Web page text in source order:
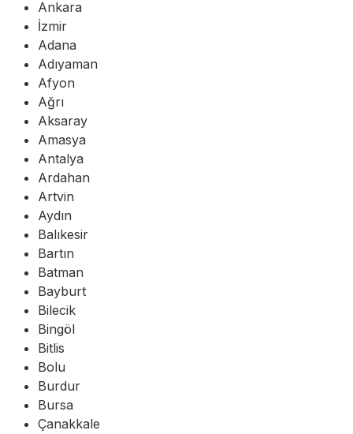
Ankara
İzmir
Adana
Adıyaman
Afyon
Ağrı
Aksaray
Amasya
Antalya
Ardahan
Artvin
Aydın
Balıkesir
Bartın
Batman
Bayburt
Bilecik
Bingöl
Bitlis
Bolu
Burdur
Bursa
Çanakkale